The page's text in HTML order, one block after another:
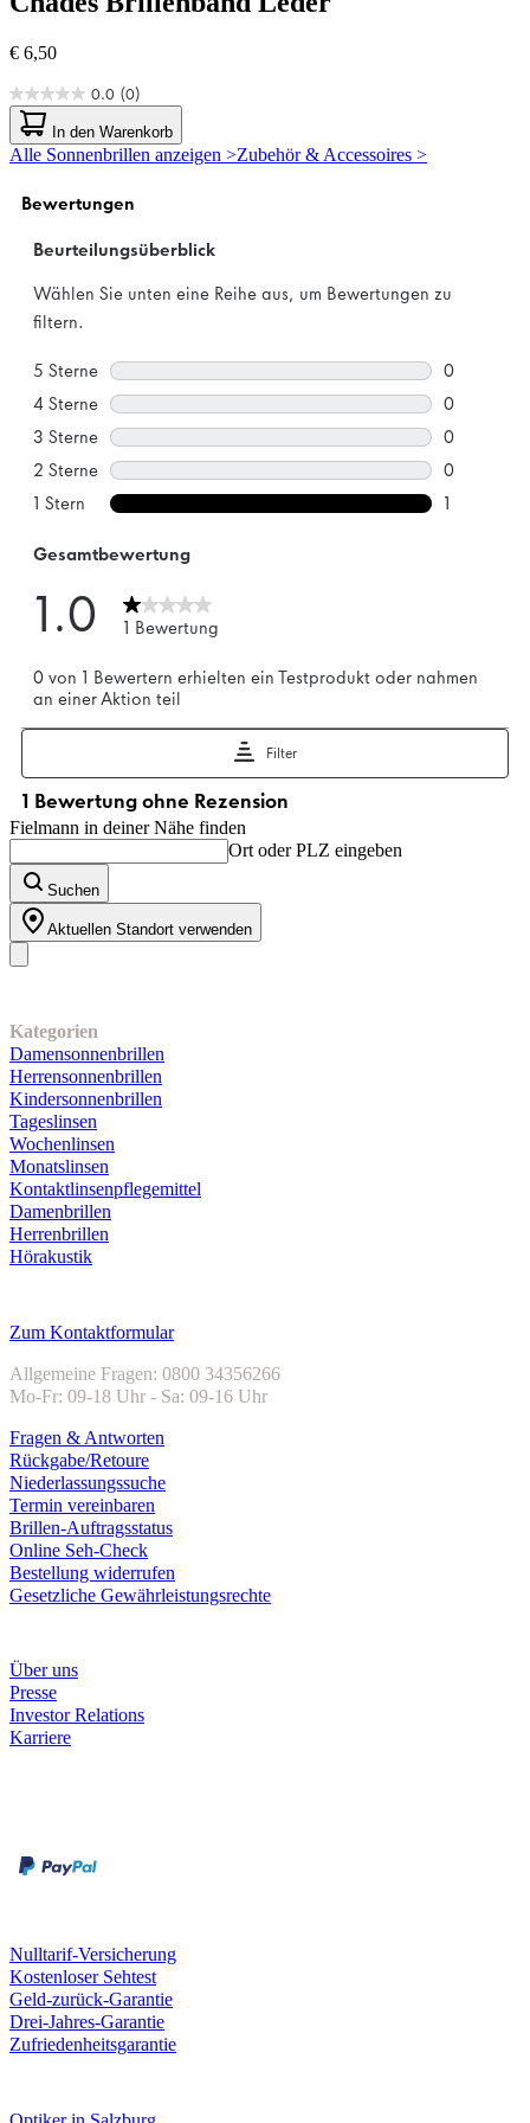
€ 6,50
0.0 (0)
0.0
von
5
Sternen.
In den Warenkorb
Alle Sonnenbrillen anzeigen >Zubehör & Accessoires >
Fielmann in deiner Nähe finden
Ort oder PLZ eingeben
Suchen
Aktuellen Standort verwenden
Kategorien
Damensonnenbrillen
Herrensonnenbrillen
Kindersonnenbrillen
Tageslinsen
Wochenlinsen
Monatslinsen
Kontaktlinsenpflegemittel
Damenbrillen
Herrenbrillen
Hörakustik
Zum Kontaktformular
Allgemeine Fragen: 0800 34356266
Mo-Fr: 09-18 Uhr - Sa: 09-16 Uhr
Fragen & Antworten
Rückgabe/Retoure
Niederlassungssuche
Termin vereinbaren
Brillen-Auftragsstatus
Online Seh-Check
Bestellung widerrufen
Gesetzliche Gewährleistungsrechte
Über uns
Presse
Investor Relations
Karriere
Nulltarif-Versicherung
Kostenloser Sehtest
Geld-zurück-Garantie
Drei-Jahres-Garantie
Zufriedenheitsgarantie